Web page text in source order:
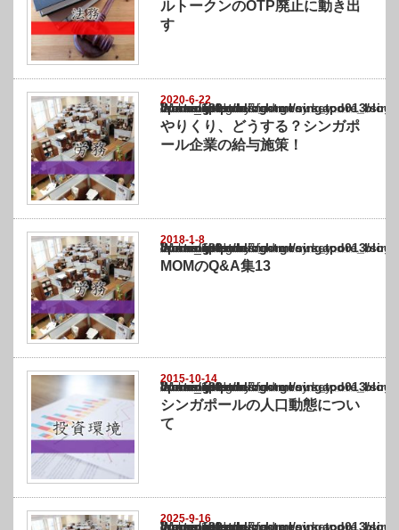
ルトークンのOTP廃止に動き出
す
2020-6-22
Warning
: Undefined array key "show_category" in
/home/netst/kuno-cpa.co.jp/public_html/singapore_blog/wp-content/themes/
on line183
やりくり、どうする？シンガポ
ール企業の給与施策！
2018-1-8
Warning
: Undefined array key "show_category" in
/home/netst/kuno-cpa.co.jp/public_html/singapore_blog/wp-content/themes/
on line183
MOMのQ&A集13
2015-10-14
Warning
: Undefined array key "show_category" in
/home/netst/kuno-cpa.co.jp/public_html/singapore_blog/wp-content/themes/
on line183
シンガポールの人口動態につい
て
2025-9-16
Warning
: Undefined array key "show_category" in
/home/netst/kuno-cpa.co.jp/public_html/singapore_blog/wp-content/themes/
on line183